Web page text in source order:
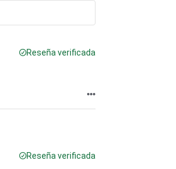
Reseña verificada
Reseña verificada